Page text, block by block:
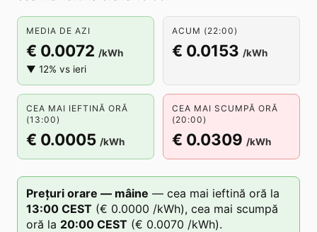
MEDIA DE AZI
€ 0.0072 /kWh
▼ 12% vs ieri
ACUM (22:00)
€ 0.0153 /kWh
CEA MAI IEFTINĂ ORĂ
(13:00)
€ 0.0005 /kWh
CEA MAI SCUMPĂ ORĂ
(20:00)
€ 0.0309 /kWh
Prețuri orare — mâine — cea mai ieftină oră la
13:00 CEST (€ 0.0000 /kWh), cea mai scumpă
oră la 20:00 CEST (€ 0.0070 /kWh).